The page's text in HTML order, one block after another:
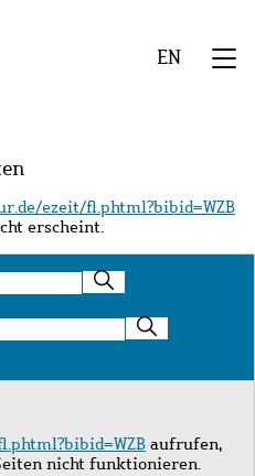
EN
ezeit/fl.phtml?bibid=WZB
erscheint.
aufrufen,
nicht funktionieren.